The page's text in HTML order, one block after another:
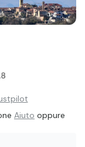
Aiuto oppure